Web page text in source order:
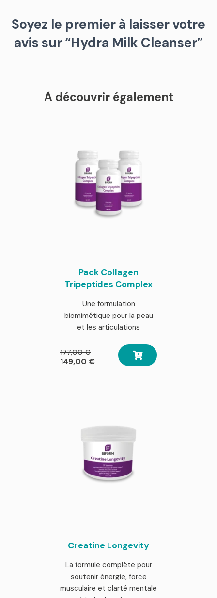
Soyez le premier à laisser votre
avis sur “Hydra Milk Cleanser”
À découvrir également
Pack Collagen
Tripeptides Complex
Une formulation
biomimétique pour la peau
et les articulations
177,00€Le
prix
149,00 €
Creatine Longevity
La formule complète pour
soutenir énergie, force
musculaire et clarté mentale